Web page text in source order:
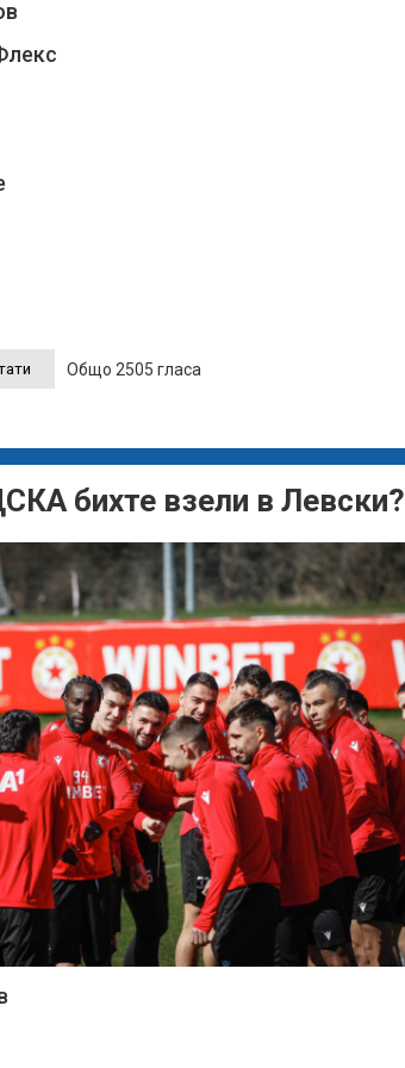
Общо 2505 гласа
бихте взели в Левски?